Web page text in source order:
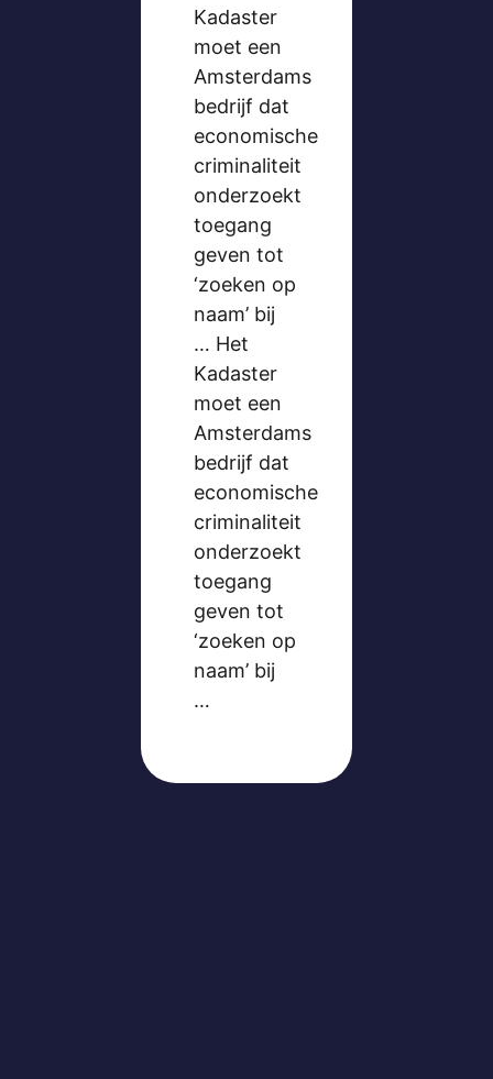
Kadaster
moet een
Amsterdams
bedrijf dat
economische
criminaliteit
onderzoekt
toegang
geven tot
‘zoeken op
naam’ bij
… Het
Kadaster
moet een
Amsterdams
bedrijf dat
economische
criminaliteit
onderzoekt
toegang
geven tot
‘zoeken op
naam’ bij
…